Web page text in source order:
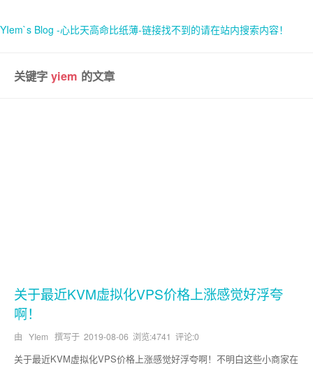
YIem`s Blog -心比天高命比纸薄-链接找不到的请在站内搜索内容！
首页
关键字 yiem 的文章
关于最近KVM虚拟化VPS价格上涨感觉好浮夸
啊！
由 YIem 撰写于 2019-08-06 浏览:4741 评论:0
关于最近KVM虚拟化VPS价格上涨感觉好浮夸啊！不明白这些小商家在